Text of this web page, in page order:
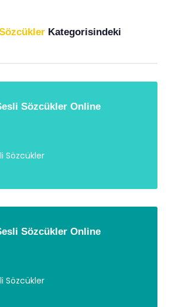
Kategorisindeki
Sözcükler Online
Sözcükler
Sözcükler Online
Sözcükler